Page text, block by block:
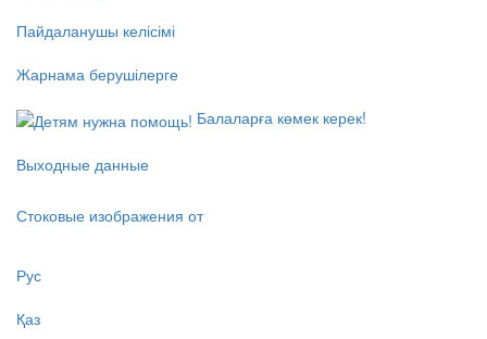
Пайдаланушы келісімі
Жарнама берушілерге
Балаларға көмек керек!
Выходные данные
Стоковые изображения от
Рус
Қаз